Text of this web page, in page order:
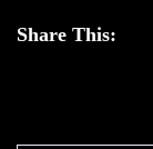
Share This: